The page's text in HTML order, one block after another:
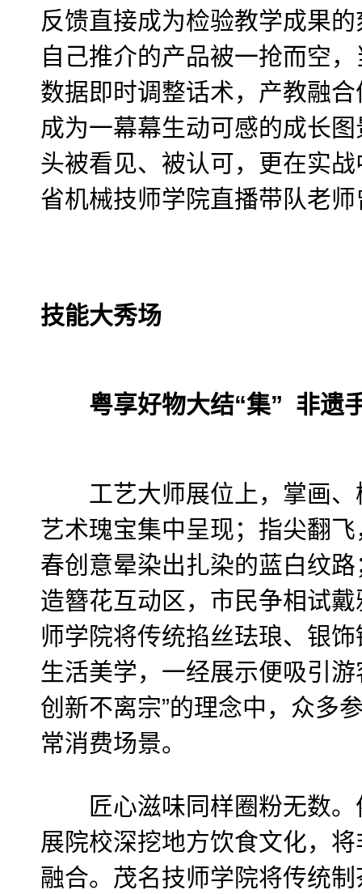
反馈直接成为检验教学成果
自己推介的产品被一抢而空
数据即时调整话术，产教融
成为一幕幕生动可感的成长
头被看见、被认可，更在实
省机械技师学院直播带队老
技能大秀场
粤享好物大结“集” 非遗
工艺大师展位上，掌画、
艺术瑰宝集中呈现；指尖翻
春创意晕染出扎染的蓝白纹
造簪花互动区，市民争相试
师学院将传统掐丝珐琅、银
生活美学，一经展示便吸引
创新不离宗”的理念中，众多
常消费场景。
匠心滋味同样圈粉无数。
展院校深挖地方饮食文化，
融合。茂名技师学院将传统